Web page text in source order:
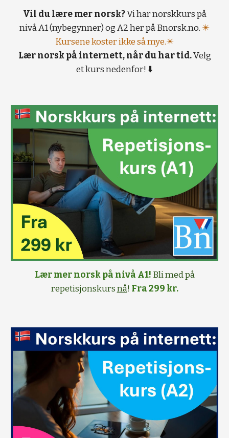
Vil du lære mer norsk?Vi har norskkurs på
nivå A1 (nybegynner) og A2 her på Bnorsk.no. ✴️
Kursene koster ikke så mye.✴️
Lær norsk på internett, når du har tid.Velg
et kurs nedenfor! ⬇️
Lær mer norsk på nivå A1! Bli med på
repetisjonskursnå! Fra 299 kr.